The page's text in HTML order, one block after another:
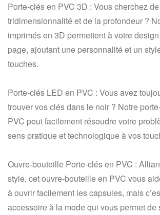
Porte-clés en PVC 3D : Vous cherchez
tridimensionnalité et de la profondeur ?
imprimés en 3D permettent à votre
page, ajoutant une personnalité et un
touches.
Porte-clés LED en PVC : Vous avez
trouver vos clés dans le noir ? Notre
PVC peut facilement résoudre votre
sens pratique et technologique à vos
Ouvre-bouteille Porte-clés en PVC :
style, cet ouvre-bouteille en PVC vous
à ouvrir facilement les capsules, mais
accessoire à la mode qui vous permet de